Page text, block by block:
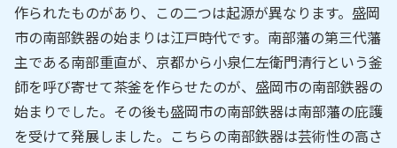
作られたものがあり、この二つは起源が異なります。盛岡
市の南部鉄器の始まりは江戸時代です。南部藩の第三代藩
主である南部重直が、京都から小泉仁左衛門清行という釜
師を呼び寄せて茶釜を作らせたのが、盛岡市の南部鉄器の
始まりでした。その後も盛岡市の南部鉄器は南部藩の庇護
を受けて発展しました。こちらの南部鉄器は芸術性の高さ